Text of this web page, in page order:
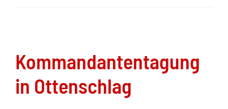
Kommandantentagung
in Ottenschlag